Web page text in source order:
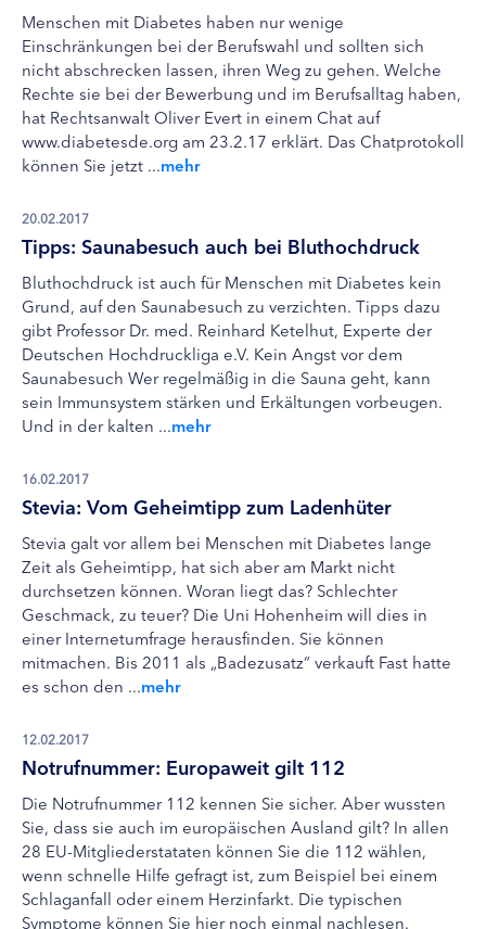
Menschen mit Diabetes haben nur wenige
Einschränkungen bei der Berufswahl und sollten sich
nicht abschrecken lassen, ihren Weg zu gehen. Welche
Rechte sie bei der Bewerbung und im Berufsalltag haben,
hat Rechtsanwalt Oliver Evert in einem Chat auf
www.diabetesde.org am 23.2.17 erklärt. Das Chatprotokoll
können Sie jetzt ...mehr
20.02.2017
Tipps: Saunabesuch auch bei Bluthochdruck
Bluthochdruck ist auch für Menschen mit Diabetes kein
Grund, auf den Saunabesuch zu verzichten. Tipps dazu
gibt Professor Dr. med. Reinhard Ketelhut, Experte der
Deutschen Hochdruckliga e.V. Kein Angst vor dem
Saunabesuch Wer regelmäßig in die Sauna geht, kann
sein Immunsystem stärken und Erkältungen vorbeugen.
Und in der kalten ...mehr
16.02.2017
Stevia: Vom Geheimtipp zum Ladenhüter
Stevia galt vor allem bei Menschen mit Diabetes lange
Zeit als Geheimtipp, hat sich aber am Markt nicht
durchsetzen können. Woran liegt das? Schlechter
Geschmack, zu teuer? Die Uni Hohenheim will dies in
einer Internetumfrage herausfinden. Sie können
mitmachen. Bis 2011 als „Badezusatz“ verkauft Fast hatte
es schon den ...mehr
12.02.2017
Notrufnummer: Europaweit gilt 112
Die Notrufnummer 112 kennen Sie sicher. Aber wussten
Sie, dass sie auch im europäischen Ausland gilt? In allen
28 EU-Mitgliederstataten können Sie die 112 wählen,
wenn schnelle Hilfe gefragt ist, zum Beispiel bei einem
Schlaganfall oder einem Herzinfarkt. Die typischen
Symptome können Sie hier noch einmal nachlesen.